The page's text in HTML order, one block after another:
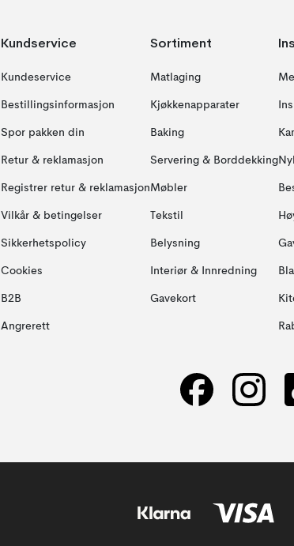
Kundservice
Kundeservice
Bestillingsinformasjon
Spor pakken din
Retur & reklamasjon
Registrer retur & reklamasjon
Vilkår & betingelser
Sikkerhetspolicy
Cookies
B2B
Angrerett
Sortiment
Matlaging
Kjøkkenapparater
Baking
Servering & Borddekking
Møbler
Tekstil
Belysning
Interiør & Innredning
Gavekort